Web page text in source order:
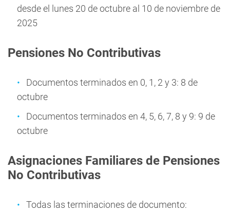
desde el lunes 20 de octubre al 10 de noviembre de
2025
Pensiones No Contributivas
Documentos terminados en 0, 1, 2 y 3: 8 de
octubre
Documentos terminados en 4, 5, 6, 7, 8 y 9: 9 de
octubre
Asignaciones Familiares de Pensiones
No Contributivas
Todas las terminaciones de documento: